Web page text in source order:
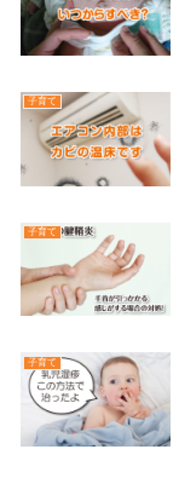
子育て
子育て
子育て